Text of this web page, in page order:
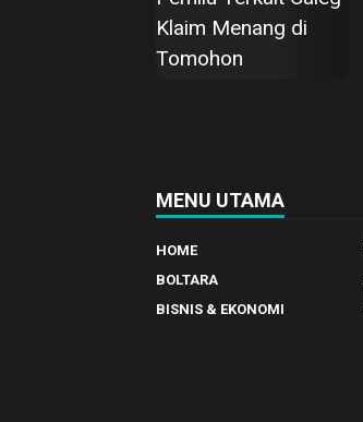
MENU UTAMA
HOME
BOLTARA
BISNIS & EKONOMI